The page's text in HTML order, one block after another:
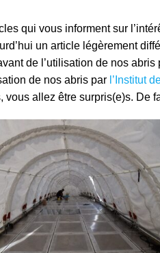
qui vous informent sur
un article légèrement
de l’utilisation de nos abris
de nos abris par l’Institut
allez être surpris(e)s. De